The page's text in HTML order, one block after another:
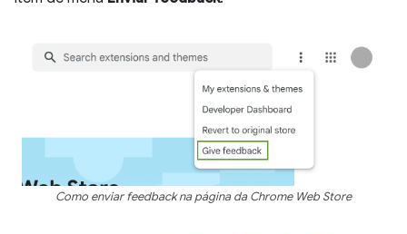
Como enviar feedback na página da Chrome Web Store